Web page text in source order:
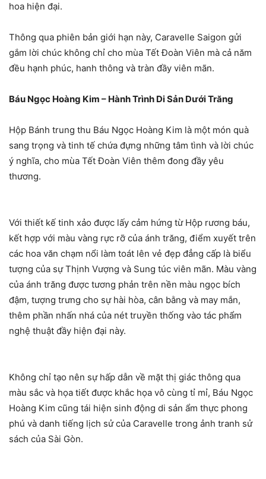
hoa hiện đại.
Thông qua phiên bản giới hạn này, Caravelle Saigon gửi
gắm lời chúc không chỉ cho mùa Tết Đoàn Viên mà cả năm
đều hạnh phúc, hanh thông và tràn đầy viên mãn.
Báu Ngọc Hoàng Kim – Hành Trình Di Sản Dưới Trăng
Hộp Bánh trung thu Báu Ngọc Hoàng Kim là một món quà
sang trọng và tinh tế chứa đựng những tâm tình và lời chúc
ý nghĩa, cho mùa Tết Đoàn Viên thêm đong đầy yêu
thương.
Với thiết kế tinh xảo được lấy cảm hứng từ Hộp rương báu,
kết hợp với màu vàng rực rỡ của ánh trăng, điểm xuyết trên
các hoa văn chạm nổi làm toát lên vẻ đẹp đẳng cấp là biểu
tượng của sự Thịnh Vượng và Sung túc viên mãn. Màu vàng
của ánh trăng được tương phản trên nền màu ngọc bích
đậm, tượng trưng cho sự hài hòa, cân bằng và may mắn,
thêm phần nhấn nhá của nét truyền thống vào tác phẩm
nghệ thuật đầy hiện đại này.
Không chỉ tạo nên sự hấp dẫn về mặt thị giác thông qua
màu sắc và họa tiết được khắc họa vô cùng tỉ mỉ, Báu Ngọc
Hoàng Kim cũng tái hiện sinh động di sản ẩm thực phong
phú và danh tiếng lịch sử của Caravelle trong ảnh tranh sử
sách của Sài Gòn.